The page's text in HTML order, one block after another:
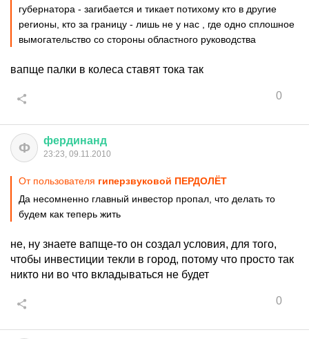
губернатора - загибается и тикает потихому кто в другие
регионы, кто за границу - лишь не у нас , где одно сплошное
вымогательство со стороны областного руководства
вапще палки в колеса ставят тока так
0
Ф фердинанд
23:23, 09.11.2010
От пользователя гиперзвуковой ПЕРДОЛЁТ
Да несомненно главный инвестор пропал, что делать то
будем как теперь жить
не, ну знаете вапще-то он создал условия, для того,
чтобы инвестиции текли в город, потому что просто так
никто ни во что вкладываться не будет
0